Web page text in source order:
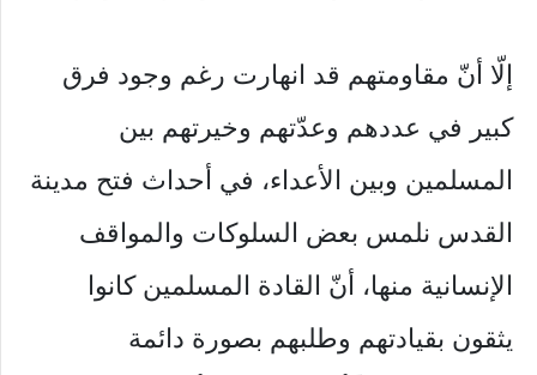
إلّا أنّ مقاومتهم قد انهارت رغم وجود فرق
كبير في عددهم وعدّتهم وخيرتهم بين
المسلمين وبين الأعداء، في أحداث فتح مدينة
القدس نلمس بعض السلوكات والمواقف
الإنسانية منها، أنّ القادة المسلمين كانوا
يثقون بقيادتهم وطلبهم بصورة دائمة